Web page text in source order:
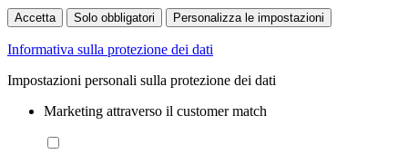
Accetta Solo obbligatori Personalizza le impostazioni
Informativa sulla protezione dei dati
Impostazioni personali sulla protezione dei dati
Marketing attraverso il customer match